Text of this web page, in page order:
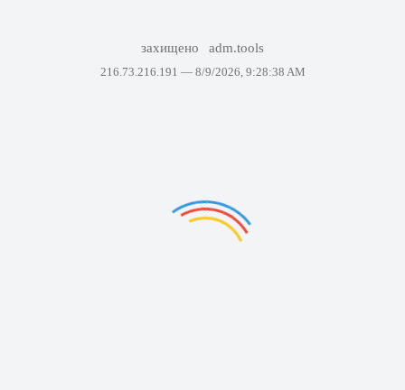
захищено adm.tools
216.73.216.191 — 8/9/2026, 9:28:38 AM